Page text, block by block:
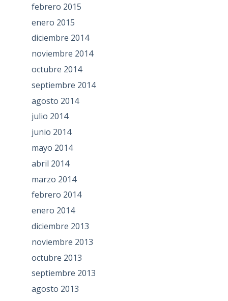
febrero 2015
enero 2015
diciembre 2014
noviembre 2014
octubre 2014
septiembre 2014
agosto 2014
julio 2014
junio 2014
mayo 2014
abril 2014
marzo 2014
febrero 2014
enero 2014
diciembre 2013
noviembre 2013
octubre 2013
septiembre 2013
agosto 2013